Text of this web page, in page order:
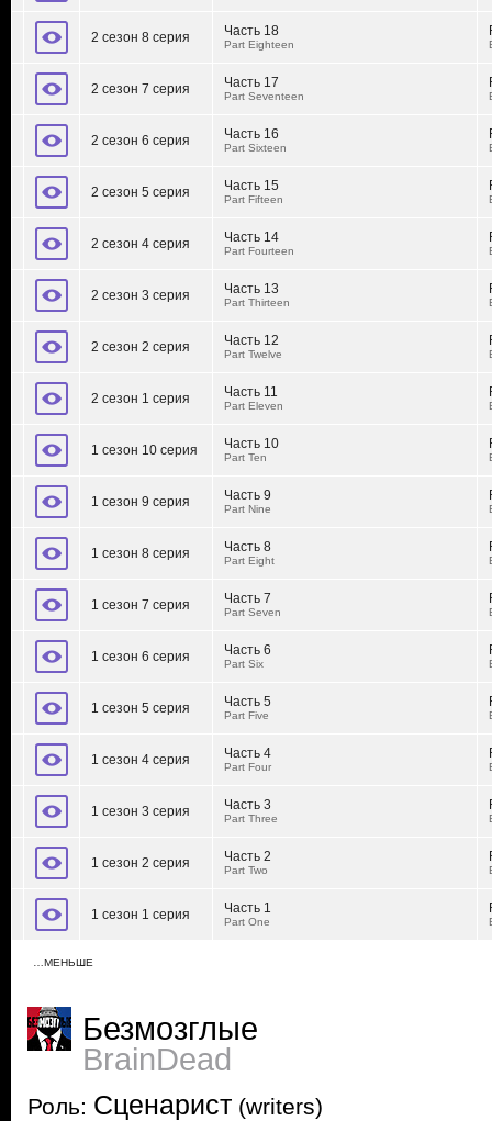
2 сезон 8 серия Часть 18
Part Eighteen
2 сезон 7 серия Часть 17
Part Seventeen
2 сезон 6 серия Часть 16
Part Sixteen
2 сезон 5 серия Часть 15
Part Fifteen
2 сезон 4 серия Часть 14
Part Fourteen
2 сезон 3 серия Часть 13
Part Thirteen
2 сезон 2 серия Часть 12
Part Twelve
2 сезон 1 серия Часть 11
Part Eleven
1 сезон 10 серия Часть 10
Part Ten
1 сезон 9 серия Часть 9
Part Nine
1 сезон 8 серия Часть 8
Part Eight
1 сезон 7 серия Часть 7
Part Seven
1 сезон 6 серия Часть 6
Part Six
1 сезон 5 серия Часть 5
Part Five
1 сезон 4 серия Часть 4
Part Four
1 сезон 3 серия Часть 3
Part Three
1 сезон 2 серия Часть 2
Part Two
1 сезон 1 серия Часть 1
Part One
…МЕНЬШЕ
Безмозглые
BrainDead
Роль: Сценарист (writers)